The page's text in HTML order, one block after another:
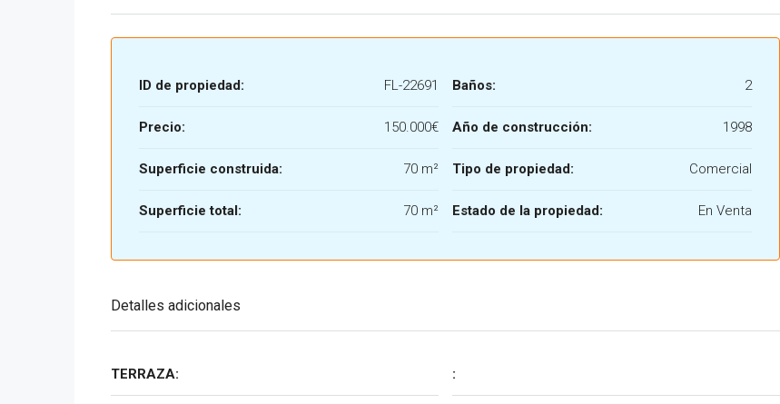
ID de propiedad: FL-22691
Precio: 150.000€
Superficie construida: 70 m²
Superficie total: 70 m²
Baños: 2
Año de construcción: 1998
Tipo de propiedad: Comercial
Estado de la propiedad: En Venta
Detalles adicionales
TERRAZA: :